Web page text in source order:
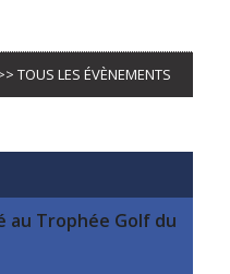
TOUS LES ÉVÈNEMENTS
au Trophée Golf du